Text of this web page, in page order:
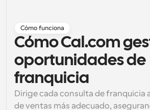
Programación potenciadda
Automatiza la programación y los
Blog
Mantente al día con las últimas
actualizaciones
Reuniones Instantáneas
Reúnete con clientes en minutos
Cómo funciona
Cómo Cal.com
oportunidades de
franquicia
Dirige cada consulta de franquicia
de ventas más adecuado,